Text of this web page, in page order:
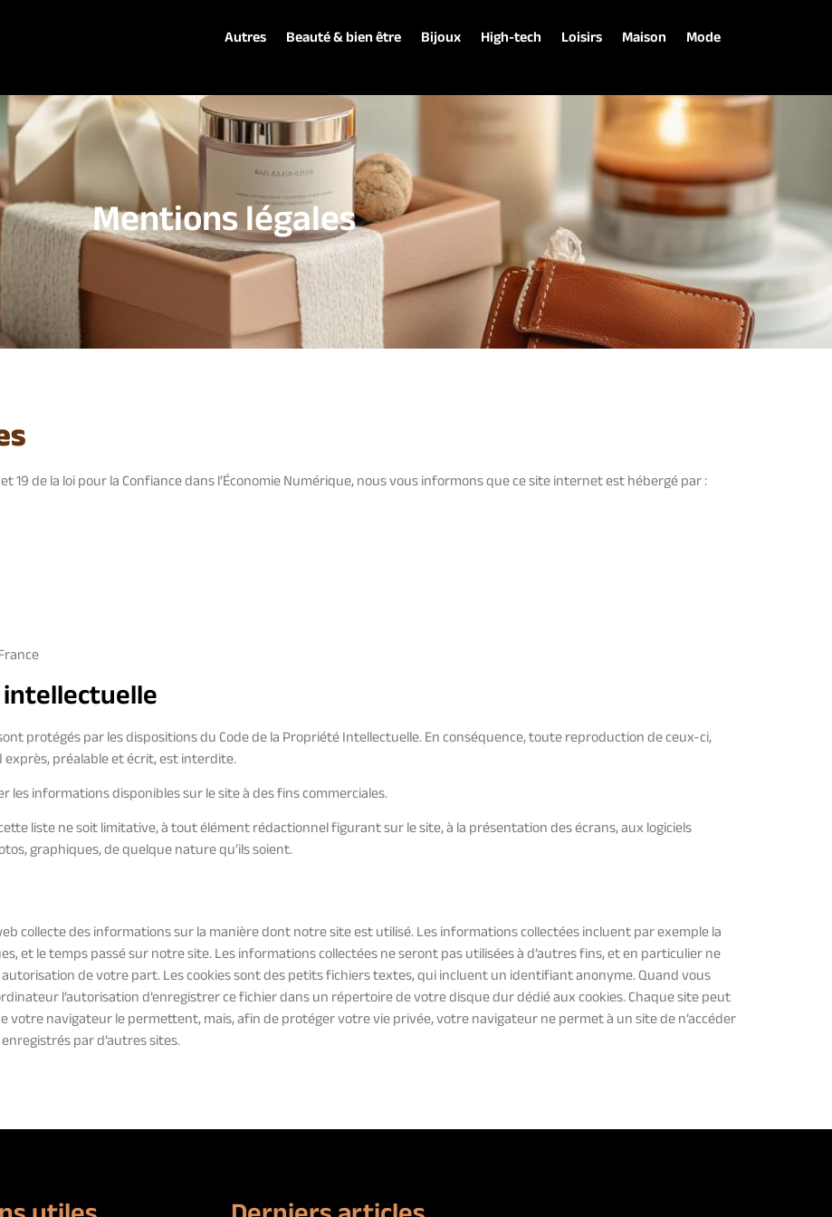
Autres Beauté & bien être Bijoux High-tech Loisirs Maison Mode
Mentions légales
de la loi pour la Confiance dans l’Économie Numérique, nous vous informons que ce site internet est hébergé par :
protégés par les dispositions du Code de la Propriété Intellectuelle. En conséquence, toute reproduction de ceux-ci,
préalable et écrit, est interdite.
informations disponibles sur le site à des fins commerciales.
liste ne soit limitative, à tout élément rédactionnel figurant sur le site, à la présentation des écrans, aux logiciels
graphiques, de quelque nature qu’ils soient.
collecte des informations sur la manière dont notre site est utilisé. Les informations collectées incluent par exemple la
et le temps passé sur notre site. Les informations collectées ne seront pas utilisées à d’autres fins, et en particulier ne
de votre part. Les cookies sont des petits fichiers textes, qui incluent un identifiant anonyme. Quand vous
l’autorisation d’enregistrer ce fichier dans un répertoire de votre disque dur dédié aux cookies. Chaque site peut
votre navigateur le permettent, mais, afin de protéger votre vie privée, votre navigateur ne permet à un site de n’accéder
par d’autres sites.